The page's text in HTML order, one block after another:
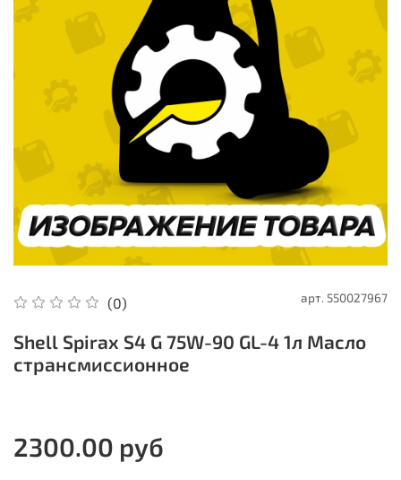
(0) арт. 550027967
Shell Spirax S4 G 75W-90 GL-4 1л Масло
странсмиссионное
2300.00 руб